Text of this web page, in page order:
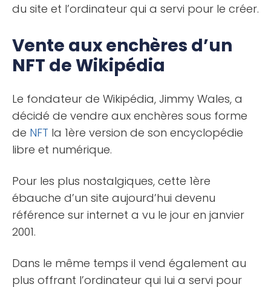
du site et l’ordinateur qui a servi pour le créer.
Vente aux enchères d’un
NFT de Wikipédia
Le fondateur de Wikipédia, Jimmy Wales, a
décidé de vendre aux enchères sous forme
de NFT la 1ère version de son encyclopédie
libre et numérique.
Pour les plus nostalgiques, cette 1ère
ébauche d’un site aujourd’hui devenu
référence sur internet a vu le jour en janvier
2001.
Dans le même temps il vend également au
plus offrant l’ordinateur qui lui a servi pour